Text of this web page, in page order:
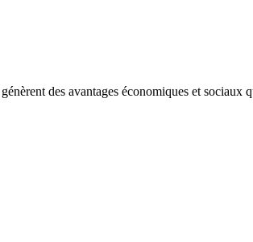
des avantages économiques et sociaux